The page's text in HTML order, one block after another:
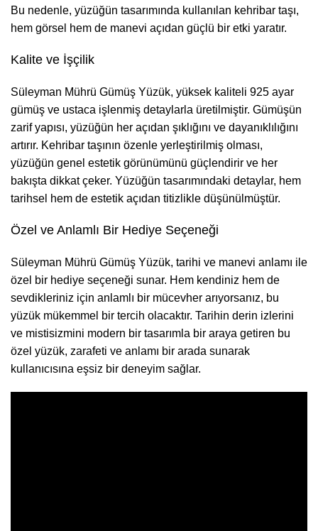
Bu nedenle, yüzüğün tasarımında kullanılan kehribar taşı,
hem görsel hem de manevi açıdan güçlü bir etki yaratır.
Kalite ve İşçilik
Süleyman Mührü Gümüş Yüzük, yüksek kaliteli 925 ayar
gümüş ve ustaca işlenmiş detaylarla üretilmiştir. Gümüşün
zarif yapısı, yüzüğün her açıdan şıklığını ve dayanıklılığını
artırır. Kehribar taşının özenle yerleştirilmiş olması,
yüzüğün genel estetik görünümünü güçlendirir ve her
bakışta dikkat çeker. Yüzüğün tasarımındaki detaylar, hem
tarihsel hem de estetik açıdan titizlikle düşünülmüştür.
Özel ve Anlamlı Bir Hediye Seçeneği
Süleyman Mührü Gümüş Yüzük, tarihi ve manevi anlamı ile
özel bir hediye seçeneği sunar. Hem kendiniz hem de
sevdikleriniz için anlamlı bir mücevher arıyorsanız, bu
yüzük mükemmel bir tercih olacaktır. Tarihin derin izlerini
ve mistisizmini modern bir tasarımla bir araya getiren bu
özel yüzük, zarafeti ve anlamı bir arada sunarak
kullanıcısına eşsiz bir deneyim sağlar.